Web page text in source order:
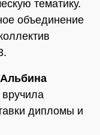
тематику.
объединение
Альбина
вручила
дипломы и